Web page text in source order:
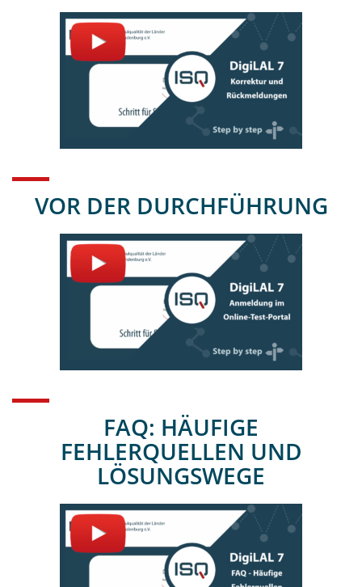
VOR DER DURCHFÜHRUNG
FAQ: HÄUFIGE
FEHLERQUELLEN UND
LÖSUNGSWEGE